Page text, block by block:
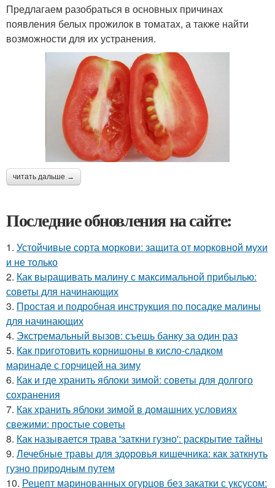
Предлагаем разобраться в основных причинах
появления белых прожилок в томатах, а также найти
возможности для их устранения.
читать дальше →
Последние обновления на сайте:
1. Устойчивые сорта моркови: защита от морковной мухи
и не только
2. Как выращивать малину с максимальной прибылью:
советы для начинающих
3. Простая и подробная инструкция по посадке малины
для начинающих
4. Экстремальный вызов: съешь банку за один раз
5. Как приготовить корнишоны в кисло-сладком
маринаде с горчицей на зиму
6. Как и где хранить яблоки зимой: советы для долгого
сохранения
7. Как хранить яблоки зимой в домашних условиях
свежими: простые советы
8. Как называется трава 'заткни гузно': раскрытие тайны
9. Лечебные травы для здоровья кишечника: как заткнуть
гузно природным путем
10. Рецепт маринованных огурцов без закатки с уксусом: